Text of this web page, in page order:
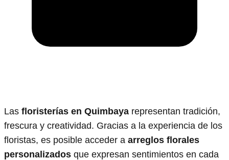
Las floristerías en Quimbaya representan tradición,
frescura y creatividad. Gracias a la experiencia de los
floristas, es posible acceder a arreglos florales
personalizados que expresan sentimientos en cada